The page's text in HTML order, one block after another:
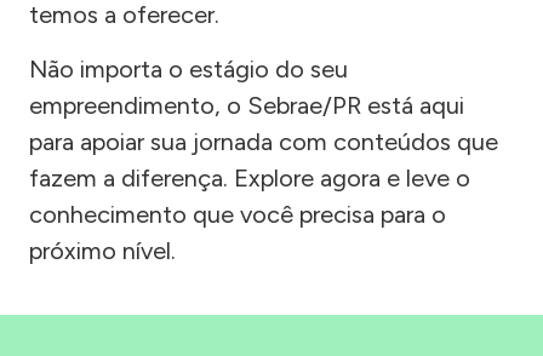
temos a oferecer.
Não importa o estágio do seu
empreendimento, o Sebrae/PR está aqui
para apoiar sua jornada com conteúdos que
fazem a diferença. Explore agora e leve o
conhecimento que você precisa para o
próximo nível.